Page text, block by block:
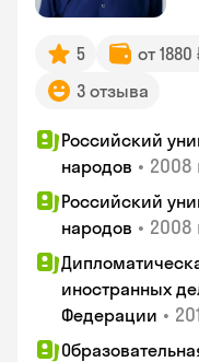
5 от
3 отзыва
Российский
народов • 2008
Российский
народов • 2008
иностранных
Федерации •